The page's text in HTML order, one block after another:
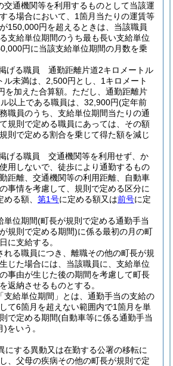
交通機関等を利用するものとして当該運
る場合において、1箇月当たりの運賃等
150,000円を超えるときは、当該職員
支給単位期間のうち最も長い支給単位
円に当該支給単位期間の月数を乗
げる職員 通勤距離片道2キロメートル
ル未満は、2,500円とし、1キロメート
を加えた合算額。 ただし、通勤距離片
以上である職員は、32,900円(定年前
職員のうち、支給単位期間当たりの通
規則で定める職員にあっては、その額
則で定める割合を乗じて得た額を減じ
げる職員 交通機関等を利用せず、か
用しないで、徒歩により通勤するもの
距離、交通機関等の利用距離、自動車
事情を考慮して、規則で定める区分に
める額、 第1号に定める額又は前号に定
単位期間(町長が規則で定める通勤手当
規則で定める期間)に係る最初の月の町
に支給する。
れる職員につき、離職その他の町長が規
じた場合には、当該職員に、支給単位
事由が生じた後の期間を考慮して町長
返納させるものとする。
支給単位期間」とは、通勤手当の支給の
て6箇月を超えない範囲内で1箇月を単
で定める期間(自動車等に係る通勤手当
)をいう。
にする異動又は在勤する公署の移転に
、父母の疾病その他の町長が規則で定